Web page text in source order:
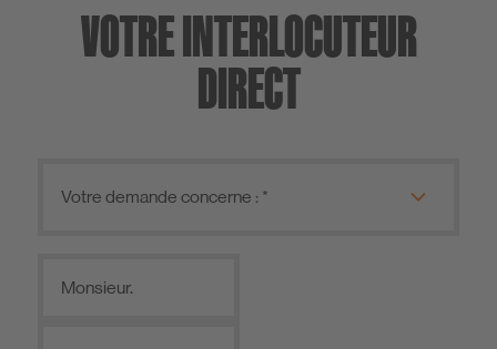
VOTRE INTERLOCUTEUR
DIRECT
Monsieur.